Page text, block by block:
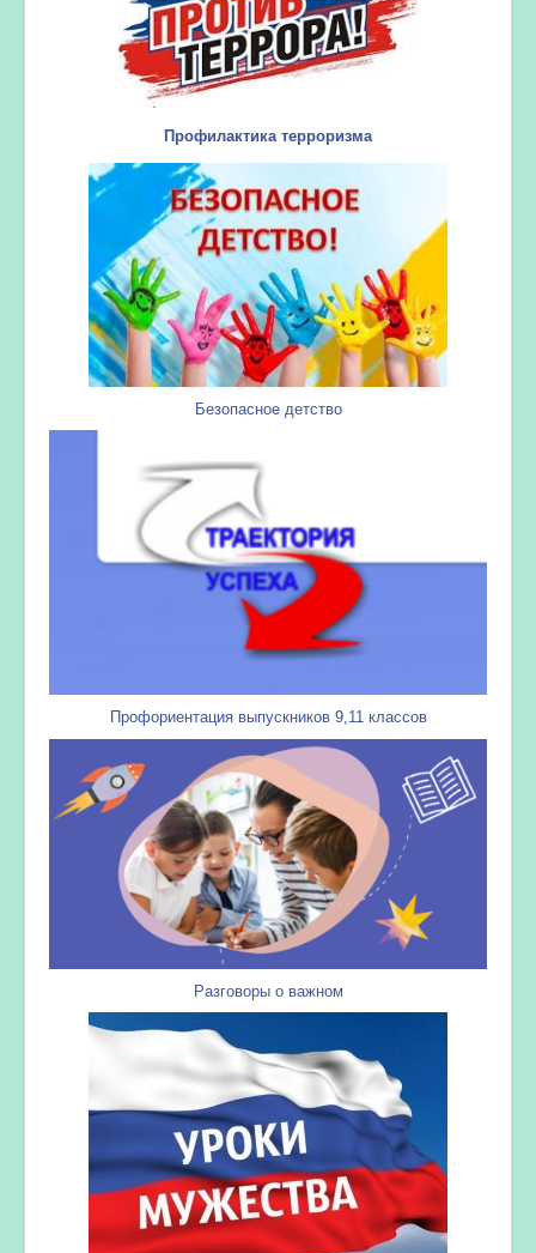
Профилактика терроризма
Безопасное детство
Профориентация выпускников 9,11 классов
Разговоры о важном